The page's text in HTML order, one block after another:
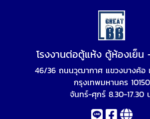
โรงงานต่อตู้แห้ง ตู้ห้องเย็น
46/36 ถนนวุฒากาศ แขวงบางค้อ
กรุงเทพมหานคร 10150
จันทร์-ศุกร์ 8.30-17.30